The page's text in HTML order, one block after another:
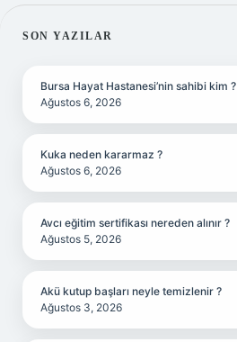
SIDEBAR
SON YAZILAR
Bursa Hayat Hastanesi’nin sahibi kim ?
Ağustos 6, 2026
Kuka neden kararmaz ?
Ağustos 6, 2026
Avcı eğitim sertifikası nereden alınır ?
Ağustos 5, 2026
Akü kutup başları neyle temizlenir ?
Ağustos 3, 2026